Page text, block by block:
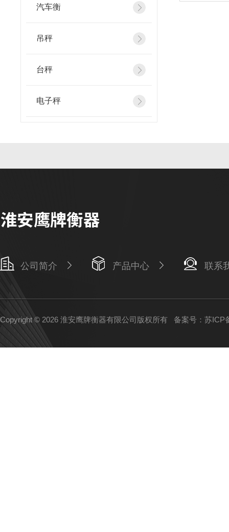
汽车衡
吊秤
台秤
电子秤
公司简介 产品中心 联系
Copyright © 2026 淮安鹰牌衡器有限公司版权所有 备案号：苏ICP